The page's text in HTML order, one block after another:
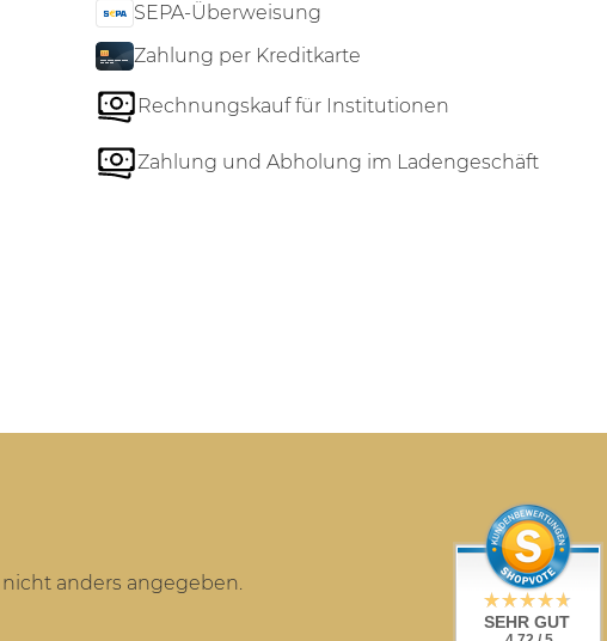
SEPA-Überweisung
Zahlung per Kreditkarte
Rechnungskauf für Institutionen
Zahlung und Abholung im Ladengeschäft
anders angegeben.
SEHR GUT